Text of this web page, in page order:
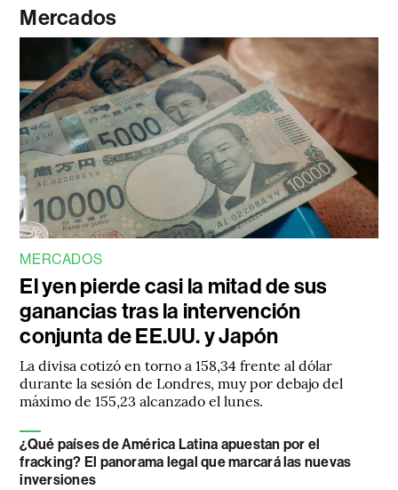
Mercados
MERCADOS
El yen pierde casi la mitad de sus
ganancias tras la intervención
conjunta de EE.UU. y Japón
La divisa cotizó en torno a 158,34 frente al dólar
durante la sesión de Londres, muy por debajo del
máximo de 155,23 alcanzado el lunes.
¿Qué países de América Latina apuestan por el
fracking? El panorama legal que marcará las nuevas
inversiones